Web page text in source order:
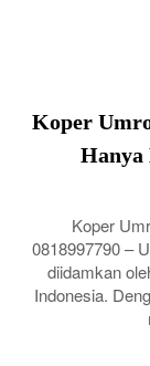
Koper
Hanya
Koper
0818997790 –
diidamkan
Indonesia.